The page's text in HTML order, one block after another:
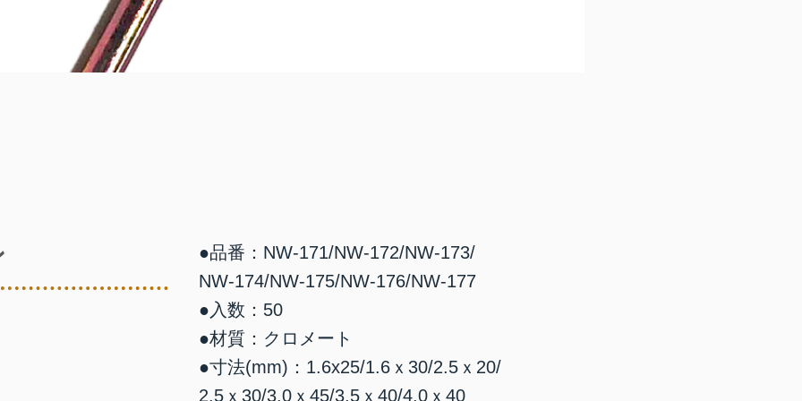
●品番：NW-171/NW-172/NW-173/
NW-174/NW-175/NW-176/NW-177
●入数：50
●材質：クロメート
●寸法(mm)：1.6x25/1.6ｘ30/2.5ｘ20/
2.5ｘ30/3.0ｘ45/3.5ｘ40/4.0ｘ40